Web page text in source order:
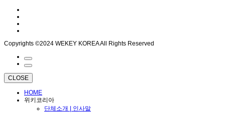
Copyrights ©2024 WEKEY KOREA All Rights Reserved
CLOSE
HOME
위키코리아
단체소개 | 인사말